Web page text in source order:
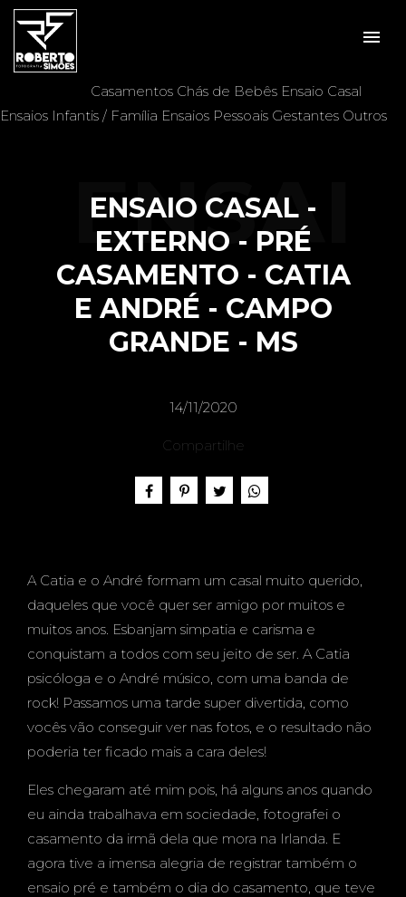
menu
Casamentos Chás de Bebês Ensaio Casal
Ensaios Infantis / Família Ensaios Pessoais Gestantes Outros
ENSAIO CASAL -
EXTERNO - PRÉ
CASAMENTO - CATIA
E ANDRÉ - CAMPO
GRANDE - MS
ENSAI
O
CASA
L -
EXTER
NO -
PRÉ
14/11/2020
Compartilhe
A Catia e o André formam um casal muito querido,
daqueles que você quer ser amigo por muitos e
muitos anos. Esbanjam simpatia e carisma e
conquistam a todos com seu jeito de ser. A Catia
psicóloga e o André músico, com uma banda de
rock! Passamos uma tarde super divertida, como
vocês vão conseguir ver nas fotos, e o resultado não
poderia ter ficado mais a cara deles!
Eles chegaram até mim pois, há alguns anos quando
eu ainda trabalhava em sociedade, fotografei o
casamento da irmã dela que mora na Irlanda. E
agora tive a imensa alegria de registrar também o
ensaio pré e também o dia do casamento, que teve